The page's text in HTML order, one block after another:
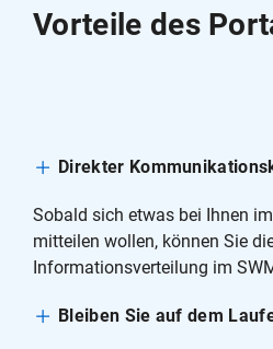
Vorteile des
Direkter
Sobald sich etwas bei Ihnen
mitteilen wollen, können Sie
Informationsverteilung im
Bleiben Sie auf dem